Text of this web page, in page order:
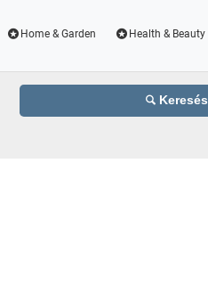
Home & Garden Health & Beauty
Keresés